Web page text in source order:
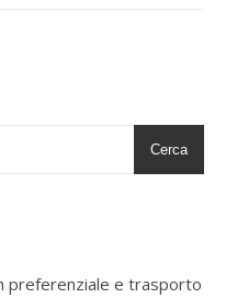
Cerca
preferenziale e trasporto